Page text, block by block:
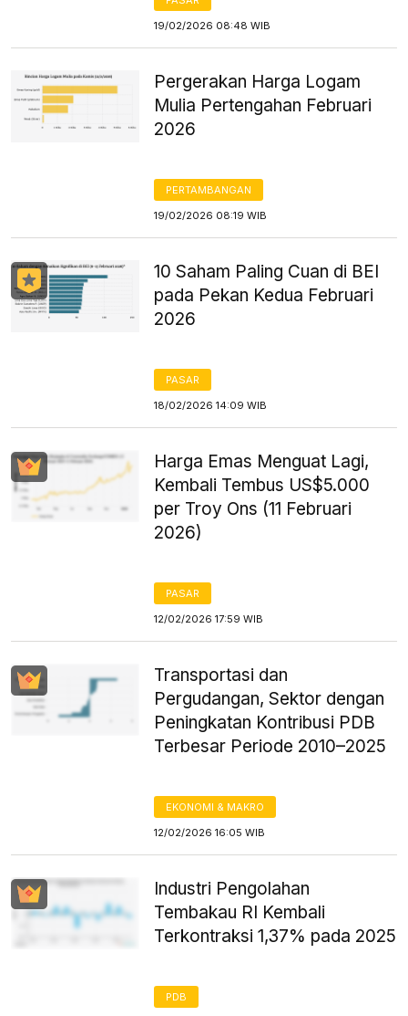
19/02/2026 08:48 WIB
Pergerakan Harga Logam
Mulia Pertengahan Februari
2026
PERTAMBANGAN
19/02/2026 08:19 WIB
10 Saham Paling Cuan di BEI
pada Pekan Kedua Februari
2026
PASAR
18/02/2026 14:09 WIB
Harga Emas Menguat Lagi,
Kembali Tembus US$5.000
per Troy Ons (11 Februari
2026)
PASAR
12/02/2026 17:59 WIB
Transportasi dan
Pergudangan, Sektor dengan
Peningkatan Kontribusi PDB
Terbesar Periode 2010–2025
EKONOMI & MAKRO
12/02/2026 16:05 WIB
Industri Pengolahan
Tembakau RI Kembali
Terkontraksi 1,37% pada 2025
PDB